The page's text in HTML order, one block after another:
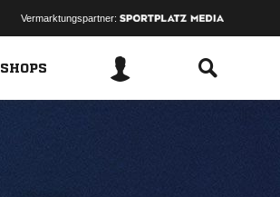
Vermarktungspartner:
SHOPS